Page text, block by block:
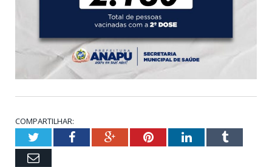
COMPARTILHAR:
TwitterFacebookGoogle+PinterestLinkedInTumblr
Email